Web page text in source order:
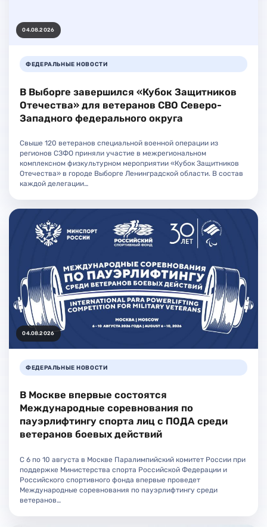
04.08.2026
ФЕДЕРАЛЬНЫЕ НОВОСТИ
В Выборге завершился «Кубок Защитников
Отечества» для ветеранов СВО Северо-
Западного федерального округа
Свыше 120 ветеранов специальной военной операции из
регионов СЗФО приняли участие в межрегиональном
комплексном физкультурном мероприятии «Кубок Защитников
Отечества» в городе Выборге Ленинградской области. В состав
каждой делегации…
04.08.2026
ФЕДЕРАЛЬНЫЕ НОВОСТИ
В Москве впервые состоятся
Международные соревнования по
пауэрлифтингу спорта лиц с ПОДА среди
ветеранов боевых действий
С 6 по 10 августа в Москве Паралимпийский комитет России при
поддержке Министерства спорта Российской Федерации и
Российского спортивного фонда впервые проведет
Международные соревнования по пауэрлифтингу среди
ветеранов…